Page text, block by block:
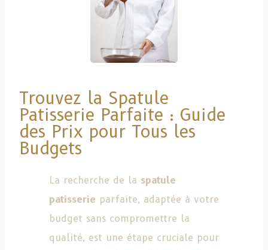
Trouvez la Spatule
Patisserie Parfaite : Guide
des Prix pour Tous les
Budgets
La recherche de la spatule
patisserie parfaite, adaptée à votre
budget sans compromettre la
qualité, est une étape cruciale pour